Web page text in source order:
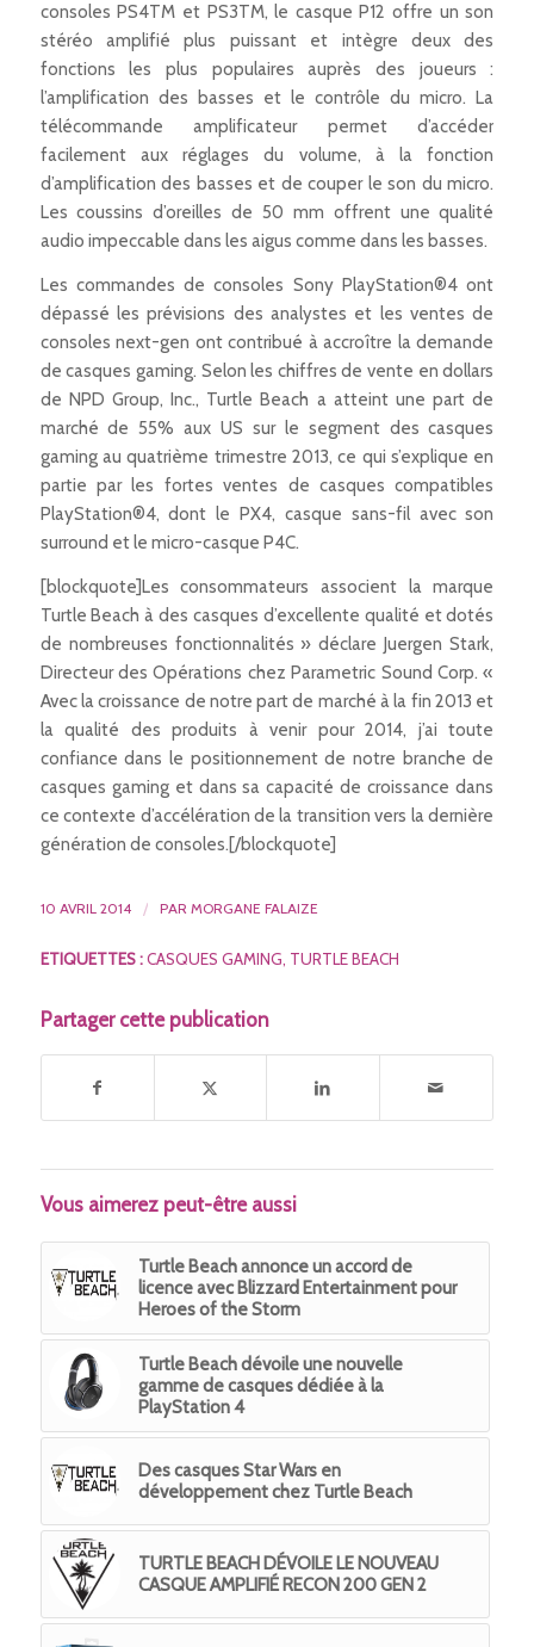
consoles PS4TM et PS3TM, le casque P12 offre un son
stéréo amplifié plus puissant et intègre deux des
fonctions les plus populaires auprès des joueurs :
l’amplification des basses et le contrôle du micro. La
télécommande amplificateur permet d’accéder
facilement aux réglages du volume, à la fonction
d’amplification des basses et de couper le son du micro.
Les coussins d’oreilles de 50 mm offrent une qualité
audio impeccable dans les aigus comme dans les basses.
Les commandes de consoles Sony PlayStation®4 ont
dépassé les prévisions des analystes et les ventes de
consoles next-gen ont contribué à accroître la demande
de casques gaming. Selon les chiffres de vente en dollars
de NPD Group, Inc., Turtle Beach a atteint une part de
marché de 55% aux US sur le segment des casques
gaming au quatrième trimestre 2013, ce qui s’explique en
partie par les fortes ventes de casques compatibles
PlayStation®4, dont le PX4, casque sans-fil avec son
surround et le micro-casque P4C.
[blockquote]Les consommateurs associent la marque
Turtle Beach à des casques d’excellente qualité et dotés
de nombreuses fonctionnalités » déclare Juergen Stark,
Directeur des Opérations chez Parametric Sound Corp. «
Avec la croissance de notre part de marché à la fin 2013 et
la qualité des produits à venir pour 2014, j’ai toute
confiance dans le positionnement de notre branche de
casques gaming et dans sa capacité de croissance dans
ce contexte d’accélération de la transition vers la dernière
génération de consoles.[/blockquote]
10 AVRIL 2014 / PAR MORGANE FALAIZE
ETIQUETTES : CASQUES GAMING, TURTLE BEACH
Partager cette publication
Vous aimerez peut-être aussi
Turtle Beach annonce un accord de
licence avec Blizzard Entertainment pour
Heroes of the Storm
Turtle Beach dévoile une nouvelle
gamme de casques dédiée à la
PlayStation 4
Des casques Star Wars en
développement chez Turtle Beach
TURTLE BEACH DÉVOILE LE NOUVEAU
CASQUE AMPLIFIÉ RECON 200 GEN 2